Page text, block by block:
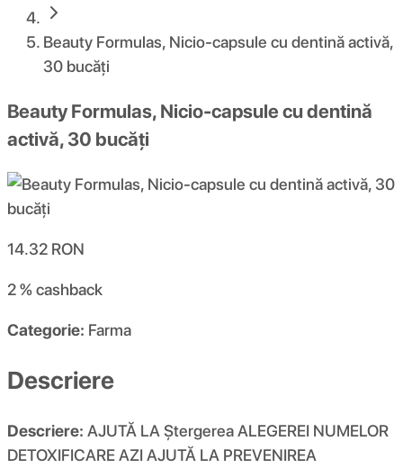
Beauty Formulas, Nicio-capsule cu dentină activă,
30 bucăți
Beauty Formulas, Nicio-capsule cu dentină
activă, 30 bucăți
14.32 RON
2 %cashback
Categorie: Farma
Descriere
Descriere: AJUTĂ LA Ștergerea ALEGEREI NUMELOR
DETOXIFICARE AZI AJUTĂ LA PREVENIREA